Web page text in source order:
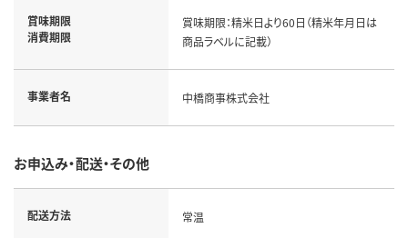
賞味期限
消費期限
賞味期限：精米日より60日（精米年月日は
商品ラベルに記載）
事業者名 中橋商事株式会社
お申込み・配送・その他
配送方法 常温